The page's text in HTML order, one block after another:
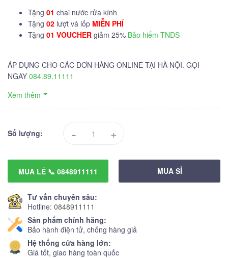
Tặng 01 chai nước rửa kính
Tặng 02 lượt vá lốp MIỄN PHÍ
Tặng 01 VOUCHER giảm 25% Bảo hiểm TNDS
ÁP DỤNG CHO CÁC ĐƠN HÀNG ONLINE TẠI HÀ NỘI. GỌI
NGAY 084.89.11111
Xem thêm
Số lượng: - +
MUA LẺ 📞 0848911111 MUA SỈ
Tư vấn chuyên sâu:
Hotline: 0848911111
Sản phẩm chính hãng:
Bảo hành điện tử, chống hàng giả
Hệ thống cửa hàng lớn:
Giá tốt, giao hàng toàn quốc